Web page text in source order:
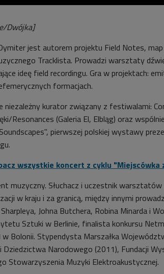
Dwójka]
jest autorem projektu Field Notes,
Tracklista. Prowadzi warsztaty
ideę field recordingu. Gra w projektach:
formacjach.
niezależny kurator związany z festiwalami:
Resonances (Galeria El, Elbląg) oraz
pierwszej polskiej wystawy
wszystkie koncert z cyklu "Miejscówka
muzyczny. Słuchacz i uczestnik
w kraju i za granicą, między innymi
Johna Butchera, Robina Minarda i
Sztuki w Berlinie, finalista konkursu
w Bolonii. Stypendysta Marszałka
Dziedzictwa Narodowego (2011), Fundacji
Stowarzyszenia Muzyki Elektroakustycznej.